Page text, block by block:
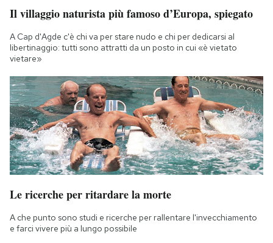
Il villaggio naturista più famoso d’Europa, spiegato
A Cap d'Agde c'è chi va per stare nudo e chi per dedicarsi al
libertinaggio: tutti sono attratti da un posto in cui «è vietato
vietare»
Le ricerche per ritardare la morte
A che punto sono studi e ricerche per rallentare l'invecchiamento
e farci vivere più a lungo possibile